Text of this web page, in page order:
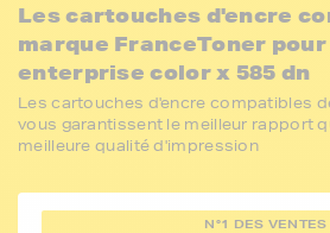
Les cartouches d'encre
marque FranceToner
enterprise color x 585 dn
Les cartouches d'encre compatibles
vous garantissent le meilleur rapport
meilleure qualité d'impression
N°1 DES VENTES